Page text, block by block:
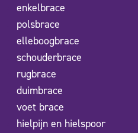
enkelbrace
polsbrace
elleboogbrace
schouderbrace
rugbrace
duimbrace
voet brace
hielpijn en hielspoor